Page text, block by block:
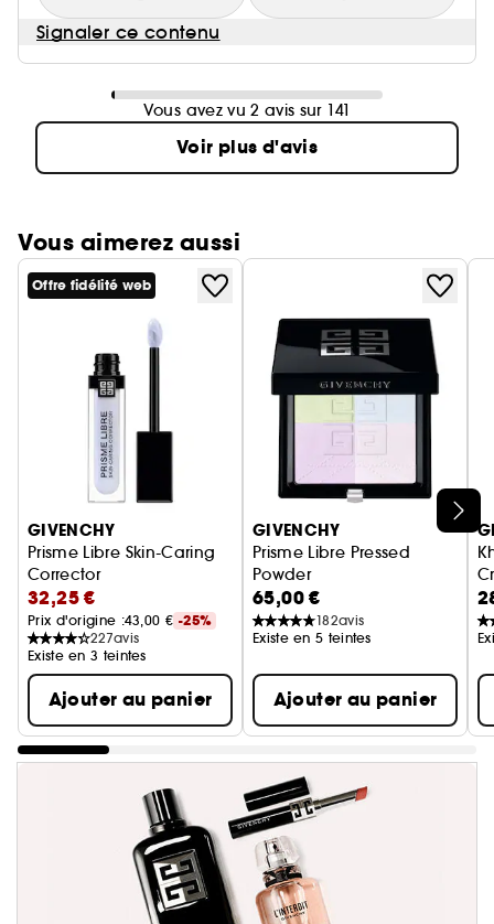
Signaler ce contenu
Vous avez vu 2 avis sur 141
Voir plus d'avis
Vous aimerez aussi
Ignorer le carrousel produits
Offre fidélité web
GIVENCHY
Prisme Libre Skin-Caring
Corrector
Correcteur Couleur Hydratation 24H
32,25 €
Prix d'origine :43,00 € -25%
227avis
Existe en 3 teintes
Ajouter au panier
GIVENCHY
Prisme Libre Pressed
Powder
Poudre Compacte Fixatrice,
65,00 €
182avis
Existe en 5 teintes
Ajouter au panier